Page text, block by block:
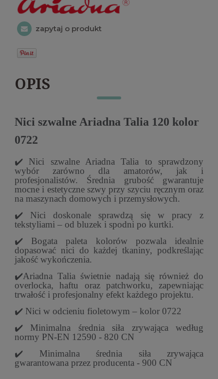
zapytaj o produkt
OPIS
Nici szwalne Ariadna Talia 120 kolor
0722
✔️ Nici szwalne Ariadna Talia to sprawdzony
wybór zarówno dla amatorów, jak i
profesjonalistów. Średnia grubość gwarantuje
mocne i estetyczne szwy przy szyciu ręcznym oraz
na maszynach domowych i przemysłowych.
✔️ Nici doskonale sprawdzą się w pracy z
tekstyliami – od bluzek i spodni po kurtki.
✔️ Bogata paleta kolorów pozwala idealnie
dopasować nici do każdej tkaniny, podkreślając
jakość wykończenia.
✔️Ariadna Talia świetnie nadają się również do
overlocka, haftu oraz patchworku, zapewniając
trwałość i profesjonalny efekt każdego projektu.
✔️ Nici w odcieniu fioletowym – kolor 0722
✔️ Minimalna średnia siła zrywająca według
normy PN-EN 12590 - 820 CN
✔️ Minimalna średnia siła zrywająca
gwarantowana przez producenta - 900 CN